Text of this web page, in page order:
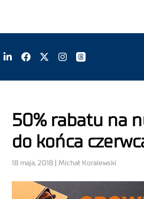
50% rabatu na
do końca
18 maja, 2018 | Michał Koralewski